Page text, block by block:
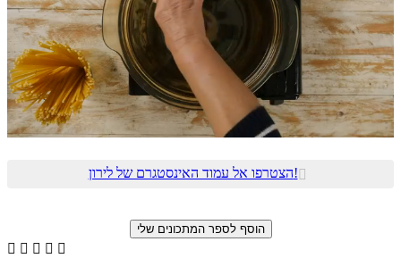
הצטרפו אל עמוד האינסטגרם של לירון!
    